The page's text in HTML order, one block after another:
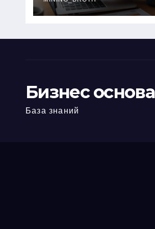
офис: порядок,
требования и
Бизнес основа
База знаний